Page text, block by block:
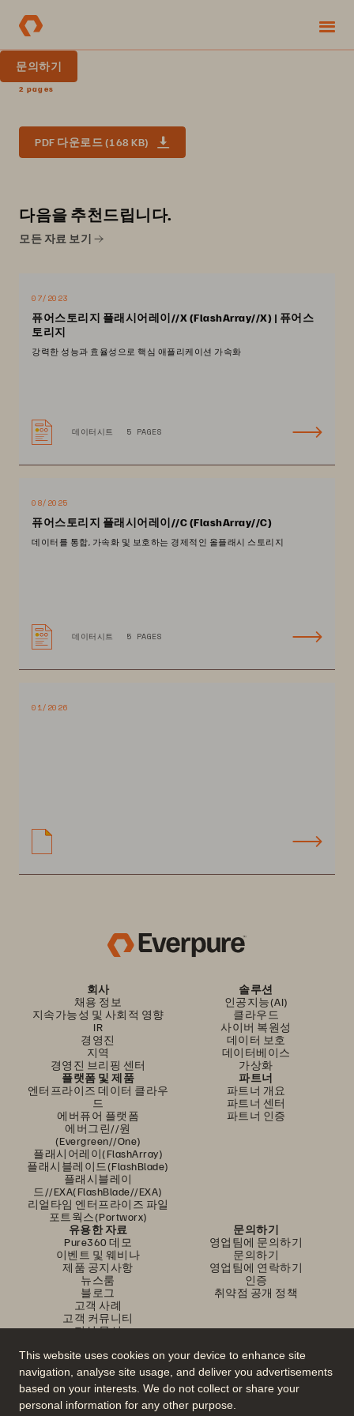
This website uses cookies on your device to enhance site
navigation, analyse site usage, and deliver you advertisements
based on your interests. We do not collect or share your
personal information for any other purpose.
문의하기
2 pages
PDF 다운로드 (168 KB)
다음을 추천드립니다.
모든 자료 보기
07/2023
퓨어스토리지 플래시어레이//X (FlashArray//X) | 퓨어스
토리지
강력한 성능과 효율성으로 핵심 애플리케이션 가속화
데이터시트 5 PAGES
08/2025
퓨어스토리지 플래시어레이//C (FlashArray//C)
데이터를 통합, 가속화 및 보호하는 경제적인 올플래시 스토리지
데이터시트 5 PAGES
01/2026
회사
채용 정보
지속가능성 및 사회적 영향
IR
경영진
지역
경영진 브리핑 센터
솔루션
인공지능(AI)
클라우드
사이버 복원성
데이터 보호
데이터베이스
가상화
플랫폼 및 제품
엔터프라이즈 데이터 클라우
드
에버퓨어 플랫폼
에버그린//원
(Evergreen//One)
플래시어레이(FlashArray)
플래시블레이드(FlashBlade)
플래시블레이
드//EXA(FlashBlade//EXA)
리얼타임 엔터프라이즈 파일
포트웍스(Portworx)
파트너
파트너 개요
파트너 센터
파트너 인증
유용한 자료
Pure360 데모
이벤트 및 웨비나
제품 공지사항
뉴스룸
블로그
고객 사례
고객 커뮤니티
지식 문서
문의하기
영업팀에 문의하기
문의하기
영업팀에 연락하기
인증
취약점 공개 정책
문의하기
에버퓨어(Everpure) 공식 소셜미디어 팔로우하기